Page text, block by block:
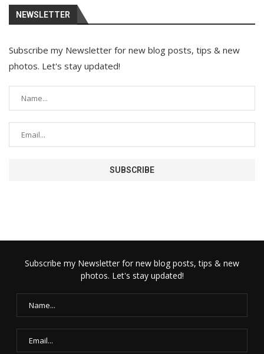
NEWSLETTER
Subscribe my Newsletter for new blog posts, tips & new
photos. Let's stay updated!
Subscribe my Newsletter for new blog posts, tips & new
photos. Let's stay updated!